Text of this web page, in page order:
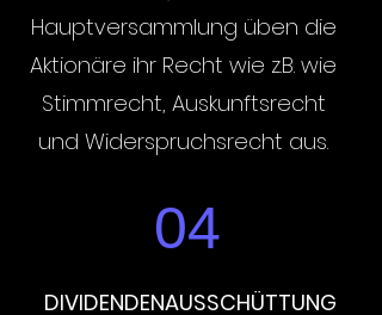
Hauptversammlung üben die
Aktionäre ihr Recht wie z.B. wie
Stimmrecht, Auskunftsrecht
und Widerspruchsrecht aus.
04
DIVIDENDENAUSSCHÜTTUNG